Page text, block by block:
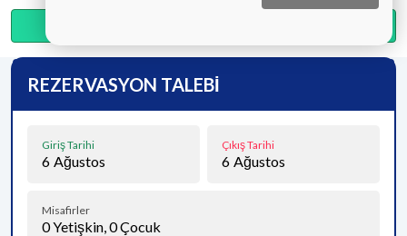
REZERVASYON TALEBİ
Giriş Tarihi
6 Ağustos
Çıkış Tarihi
6 Ağustos
Misafirler
0Yetişkin,0Çocuk